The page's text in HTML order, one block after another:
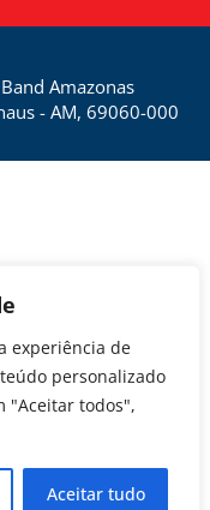
experiência de
personalizado
"Aceitar todos",
Aceitar tudo
Amazonas
- AM, 69060-000